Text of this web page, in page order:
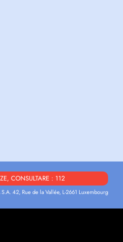
CONSULTARE : 112
42, Rue de la Vallée, L-2661 Luxembourg